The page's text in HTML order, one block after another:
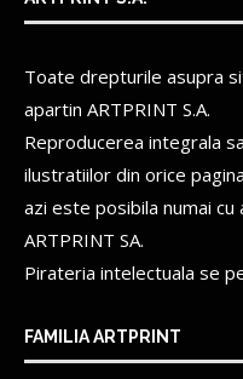
Toate drepturile asupra
apartin ARTPRINT S.A.
Reproducerea integrala
ilustratiilor din orice
azi este posibila numai cu
ARTPRINT SA.
Pirateria intelectuala se
FAMILIA ARTPRINT